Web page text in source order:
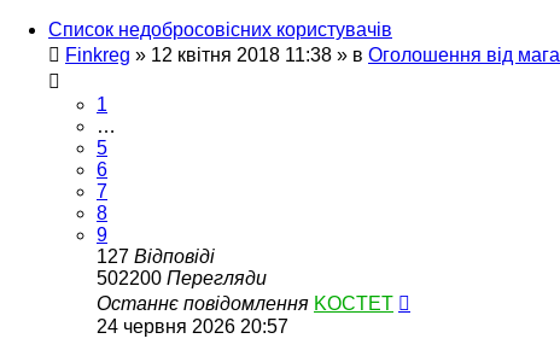
Список недобросовісних користувачів
Finkreg » 12 квітня 2018 11:38 » в Оголошення від
1
…
5
6
7
8
9
127 Відповіді
502200 Перегляди
Останнє повідомлення KOCTET
24 червня 2026 20:57